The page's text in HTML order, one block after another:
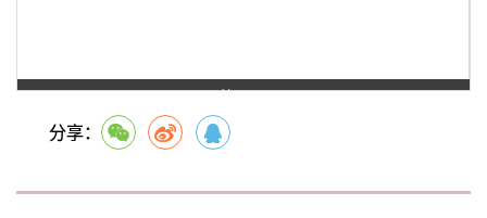
第 1 页
分享：